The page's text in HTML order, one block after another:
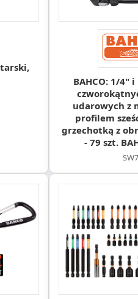
BAHCO: 1/4"
udarowych z
profilem
grzechotką z
- 79 szt.